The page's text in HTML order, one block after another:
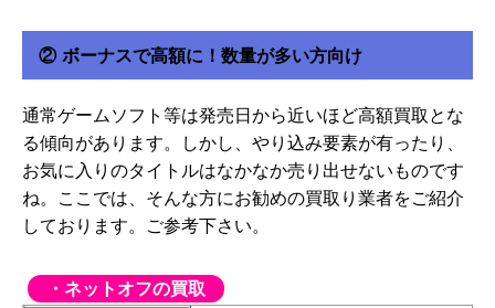
② ボーナスで高額に！数量が多い方向け
通常ゲームソフト等は発売日から近いほど高額買取とな
る傾向があります。しかし、やり込み要素が有ったり、
お気に入りのタイトルはなかなか売り出せないものです
ね。ここでは、そんな方にお勧めの買取り業者をご紹介
しております。ご参考下さい。
・ネットオフの買取